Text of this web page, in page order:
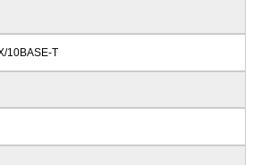
10BASE-T